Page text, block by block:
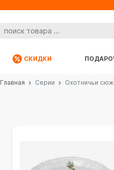
СКИДКИ
Главная Серии Охотничьи